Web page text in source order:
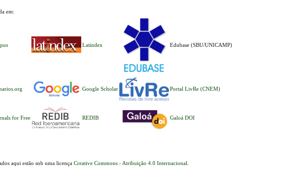
em:
Latindex Edubase (SBU/UNICAMP)
Google Scholar Portal LivRe (CNEM)
for Free REDIB Galoá DOI
aqui estão sob uma licençaCreative Commons - Atribuição 4.0 Internacional